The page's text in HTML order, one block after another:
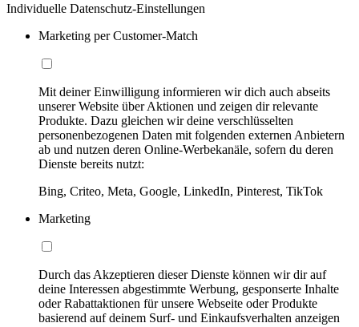
Individuelle Datenschutz-Einstellungen
Marketing per Customer-Match
Mit deiner Einwilligung informieren wir dich auch abseits
unserer Website über Aktionen und zeigen dir relevante
Produkte. Dazu gleichen wir deine verschlüsselten
personenbezogenen Daten mit folgenden externen Anbietern
ab und nutzen deren Online-Werbekanäle, sofern du deren
Dienste bereits nutzt:
Bing, Criteo, Meta, Google, LinkedIn, Pinterest, TikTok
Marketing
Durch das Akzeptieren dieser Dienste können wir dir auf
deine Interessen abgestimmte Werbung, gesponserte Inhalte
oder Rabattaktionen für unsere Webseite oder Produkte
basierend auf deinem Surf- und Einkaufsverhalten anzeigen